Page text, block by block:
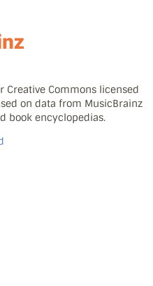
Commons licensed
on data from MusicBrainz
book encyclopedias.